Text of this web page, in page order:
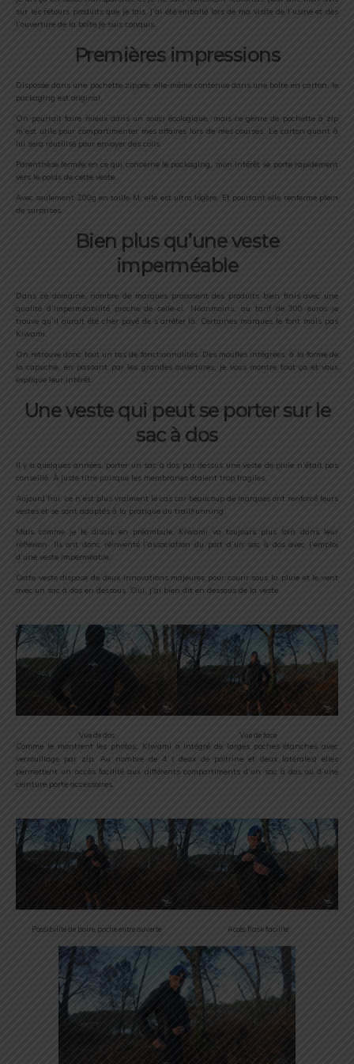
sur les retours produits que je fais. J’ai été emballé lors de ma visite de l’usine et dès
l’ouverture de la boîte je suis conquis.
Premières impressions
Disposée dans une pochette zippée, elle-même contenue dans une boîte en carton, le
packaging est original.
On pourrait faire mieux dans un souci écologique, mais ce genre de pochette à zip
m’est utile pour compartimenter mes affaires lors de mes courses. Le carton quant à
lui sera réutilisé pour envoyer des colis.
Parenthèse fermée en ce qui concerne le packaging, mon intérêt se porte rapidement
vers le poids de cette veste.
Avec seulement 200g en taille M, elle est ultra légère. Et pourtant elle renferme plein
de surprises.
Bien plus qu’une veste
imperméable
Dans ce domaine, nombre de marques proposent des produits bien finis avec une
qualité d’imperméabilité proche de celle-ci. Néanmoins, au tarif de 300 euros je
trouve qu’il aurait été cher payé de s’arrêter là. Certaines marques le font mais pas
Kiwami.
On retrouve donc tout un tas de fonctionnalités. Des moufles intégrées, à la forme de
la capuche, en passant par les grandes ouvertures, je vous montre tout ça et vous
explique leur intérêt.
Une veste qui peut se porter sur le
sac à dos
Il y a quelques années, porter un sac à dos par dessus une veste de pluie n’était pas
conseillé. À juste titre puisque les membranes étaient trop fragiles.
Aujourd’hui, ce n’est plus vraiment le cas car beaucoup de marques ont renforcé leurs
vestes et se sont adaptés à la pratique du trail/running.
Mais comme je le disais en préambule, Kiwami va toujours plus loin dans leur
réflexion. Ils ont donc réinventé l’association du port d’un sac à dos avec l’emploi
d’une veste imperméable.
Cette veste dispose de deux innovations majeures pour courir sous la pluie et le vent
avec un sac à dos en dessous. Oui, j’ai bien dit en dessous de la veste.
Vue de dos Vue de face
Comme le montrent les photos, Kiwami a intégré de larges poches étanches avec
verrouillage par zip. Au nombre de 4 ( deux de poitrine et deux latérales) elles
permettent un accès facilité aux différents compartiments d’un sac à dos ou d’une
ceinture porte accessoires.
Possibilité de boire, poche entre ouverte Accès flask facilité